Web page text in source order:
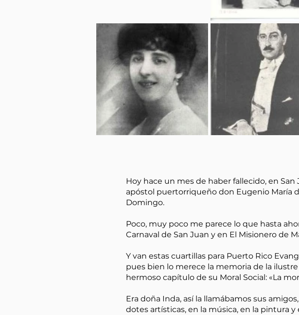
Hoy hace un mes de haber fallecido, en
apóstol puertorriqueño don Eugenio María
Domingo.
Poco, muy poco me parece lo que hasta
Carnaval de San Juan y en El Misionero de
Y van estas cuartillas para Puerto Rico
pues bien lo merece la memoria de la
hermoso capítulo de su Moral Social: «La
Era doña Inda, así la llamábamos sus
dotes artísticas, en la música, en la pintura